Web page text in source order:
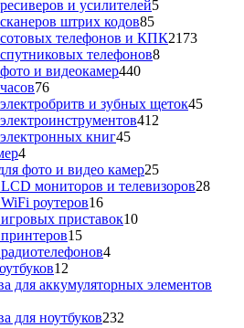
и усилителей55
штрих кодов8585
товаров
телефонов и КПК21732173
телефонов88
и видеокамер440440
7676
товарови зубных щеток4545
412
книг4545
44
товара
фото и видео камер2525
товаров
мониторов и телевизоров2828
роутеров1616
товаров
приставок1010
1515
товаров
44
12
товаров
для аккумуляторных элементов
для ноутбуков232